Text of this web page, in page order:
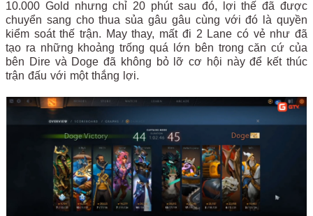
10.000 Gold nhưng chỉ 20 phút sau đó, lợi thế đã được
chuyển sang cho thua sủa gâu gâu cùng với đó là quyền
kiểm soát thế trận. May thay, mất đi 2 Lane có vẻ như đã
tạo ra những khoảng trống quá lớn bên trong căn cứ của
bên Dire và Doge đã không bỏ lỡ cơ hội này để kết thúc
trận đấu với một thắng lợi.